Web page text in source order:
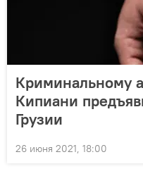
Криминальному
Кипиани
Грузии
26 июня 2021, 18:00